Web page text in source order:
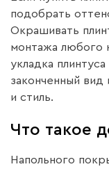
подобрать
Окрашивать
монтажа любого
укладка
законченный вид
и стиль.
Что такое
Напольного